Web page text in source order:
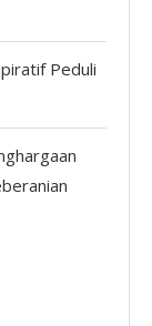
Peduli